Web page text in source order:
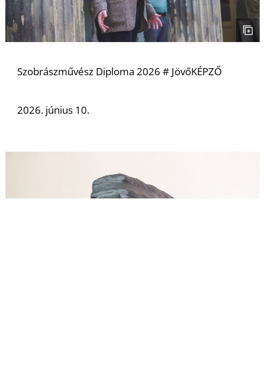
Szobrászművész Diploma 2026 # JövőKÉPZŐ
2026. június 10.